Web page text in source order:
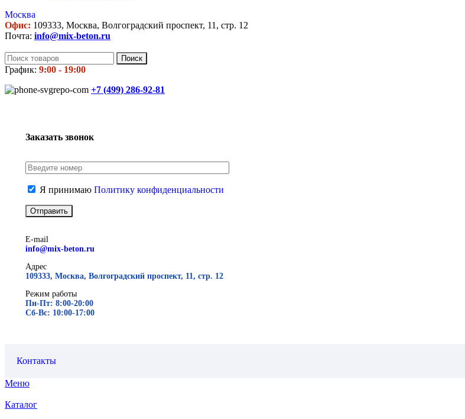
Москва
Офис: 109333, Москва, Волгоградский проспект, 11, стр. 12
Почта: info@mix-beton.ru
Поиск
График: 9:00 - 19:00
+7 (499) 286-92-81
Заказать звонок
Я принимаю Политику конфиденциальности
E-mail
info@mix-beton.ru
Адрес
109333, Москва, Волгоградский проспект, 11, стр. 12
Режим работы
Пн-Пт: 8:00-20:00
Сб-Вс: 10:00-17:00
Контакты
Меню
Каталог